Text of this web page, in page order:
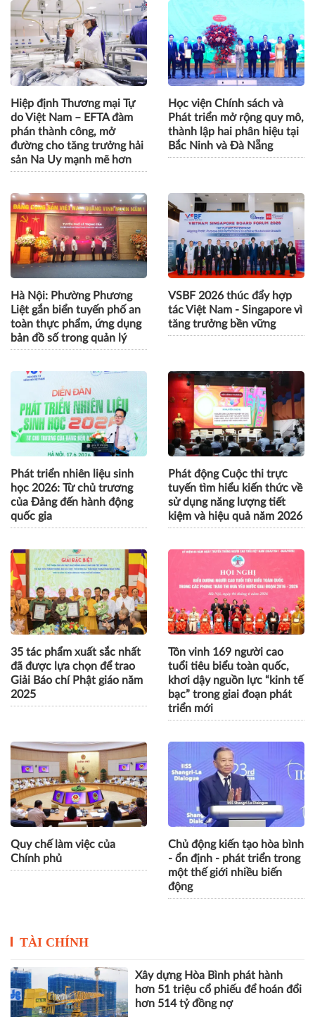
Hiệp định Thương mại Tự
do Việt Nam – EFTA đàm
phán thành công, mở
đường cho tăng trưởng hải
sản Na Uy mạnh mẽ hơn
Học viện Chính sách và
Phát triển mở rộng quy mô,
thành lập hai phân hiệu tại
Bắc Ninh và Đà Nẵng
Hà Nội: Phường Phương
Liệt gắn biển tuyến phố an
toàn thực phẩm, ứng dụng
bản đồ số trong quản lý
VSBF 2026 thúc đẩy hợp
tác Việt Nam - Singapore vì
tăng trưởng bền vững
Phát triển nhiên liệu sinh
học 2026: Từ chủ trương
của Đảng đến hành động
quốc gia
Phát động Cuộc thi trực
tuyến tìm hiểu kiến thức về
sử dụng năng lượng tiết
kiệm và hiệu quả năm 2026
35 tác phẩm xuất sắc nhất
đã được lựa chọn để trao
Giải Báo chí Phật giáo năm
2025
Tôn vinh 169 người cao
tuổi tiêu biểu toàn quốc,
khơi dậy nguồn lực “kinh tế
bạc” trong giai đoạn phát
triển mới
Quy chế làm việc của
Chính phủ
Chủ động kiến tạo hòa bình
- ổn định - phát triển trong
một thế giới nhiều biến
động
TÀI CHÍNH
Xây dựng Hòa Bình phát hành
hơn 51 triệu cổ phiếu để hoán đổi
hơn 514 tỷ đồng nợ